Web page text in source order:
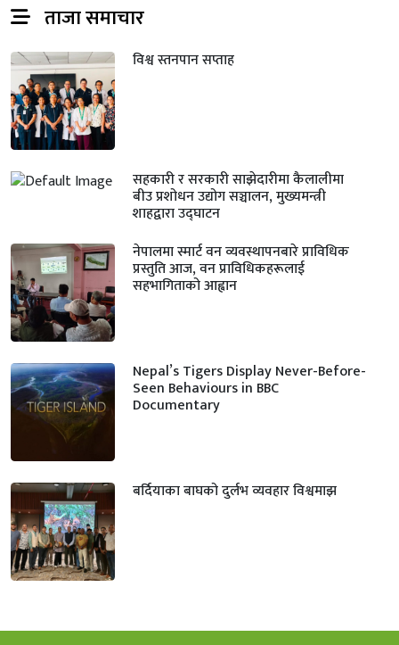
ताजा समाचार
विश्व स्तनपान सप्ताह
सहकारी र सरकारी साझेदारीमा कैलालीमा
बीउ प्रशोधन उद्योग सञ्चालन, मुख्यमन्त्री
शाहद्वारा उद्घाटन
नेपालमा स्मार्ट वन व्यवस्थापनबारे प्राविधिक
प्रस्तुति आज, वन प्राविधिकहरूलाई
सहभागिताको आह्वान
Nepal’s Tigers Display Never-Before-
Seen Behaviours in BBC
Documentary
बर्दियाका बाघको दुर्लभ व्यवहार विश्वमाझ